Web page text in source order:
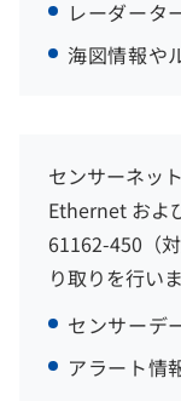
レーダータ
海図情報や
センサーネッ
Ethernet およ
61162-450（
り取りを行いま
センサーデ
アラート情